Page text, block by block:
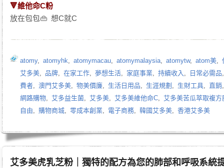
🔻維他命C粉
放在包包👜 想C就C
atomy, atomyhk, atomymacau, atomymalaysia, atomytw, atom美,
艾多美, 品牌, 在家工作, 夢想生活, 家庭事業, 持續收入 , 日常必需品
費者, 澳門艾多美, 物美價廉, 生活日用品, 生涯規劃 , 生財工具, 直銷
網路購物, 艾多益生菌, 艾多美, 艾多美維他命C, 艾多美苦瓜萃取複方
自由, 購物商城, 零成本創業, 電子商務, 韓國艾多美, 香港艾多美
艾多美虎乳芝粉｜獨特的配方為您的肺部和呼吸系統